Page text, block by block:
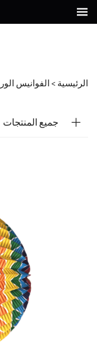
الرئيسية > الفوانيس
جميع المنتجات